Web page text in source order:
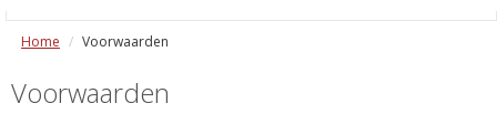
Home Voorwaarden
Voorwaarden